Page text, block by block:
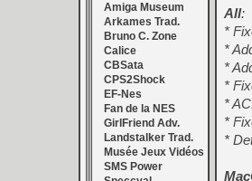
Amiga Museum
Arkames Trad.
Bruno C. Zone
Calice
CBSata
CPS2Shock
EF-Nes
Fan de la NES
GirlFriend Adv.
Landstalker Trad.
Musée Jeux Vidéos
SMS Power
All:
*
*
*
*
*
*
*